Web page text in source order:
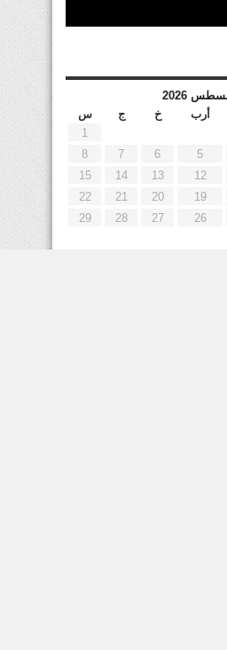
2026
أرب خ ج
س
1
5
6
7
8
12
13
14
15
19
20
21
22
26
27
28
29